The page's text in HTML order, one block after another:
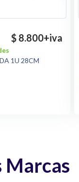
$ 8.800+iva
1U 28CM
Marcas